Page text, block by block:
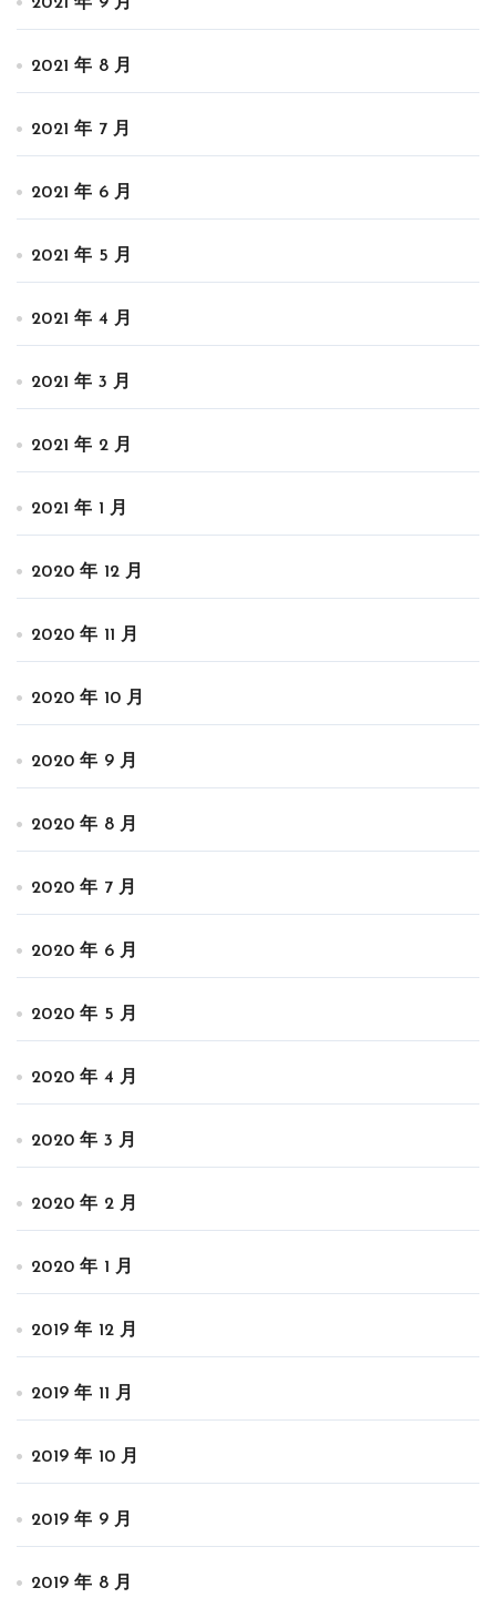
2021 年 9 月
2021 年 8 月
2021 年 7 月
2021 年 6 月
2021 年 5 月
2021 年 4 月
2021 年 3 月
2021 年 2 月
2021 年 1 月
2020 年 12 月
2020 年 11 月
2020 年 10 月
2020 年 9 月
2020 年 8 月
2020 年 7 月
2020 年 6 月
2020 年 5 月
2020 年 4 月
2020 年 3 月
2020 年 2 月
2020 年 1 月
2019 年 12 月
2019 年 11 月
2019 年 10 月
2019 年 9 月
2019 年 8 月